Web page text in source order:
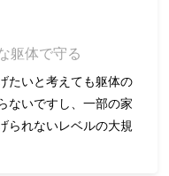
躯体で守る
たいと考えても躯体の
ないですし、一部の家
られないレベルの大規